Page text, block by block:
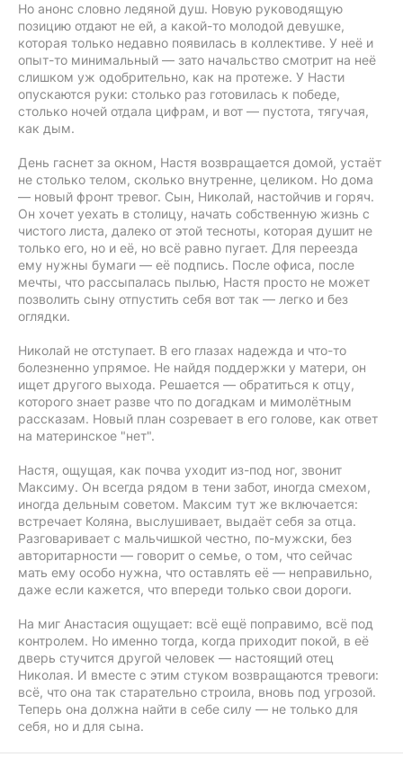
Но анонс словно ледяной душ. Новую руководящую
позицию отдают не ей, а какой-то молодой девушке,
которая только недавно появилась в коллективе. У неё и
опыт-то минимальный — зато начальство смотрит на неё
слишком уж одобрительно, как на протеже. У Насти
опускаются руки: столько раз готовилась к победе,
столько ночей отдала цифрам, и вот — пустота, тягучая,
как дым.
День гаснет за окном, Настя возвращается домой, устаёт
не столько телом, сколько внутренне, целиком. Но дома
— новый фронт тревог. Сын, Николай, настойчив и горяч.
Он хочет уехать в столицу, начать собственную жизнь с
чистого листа, далеко от этой тесноты, которая душит не
только его, но и её, но всё равно пугает. Для переезда
ему нужны бумаги — её подпись. После офиса, после
мечты, что рассыпалась пылью, Настя просто не может
позволить сыну отпустить себя вот так — легко и без
оглядки.
Николай не отступает. В его глазах надежда и что-то
болезненно упрямое. Не найдя поддержки у матери, он
ищет другого выхода. Решается — обратиться к отцу,
которого знает разве что по догадкам и мимолётным
рассказам. Новый план созревает в его голове, как ответ
на материнское "нет".
Настя, ощущая, как почва уходит из-под ног, звонит
Максиму. Он всегда рядом в тени забот, иногда смехом,
иногда дельным советом. Максим тут же включается:
встречает Коляна, выслушивает, выдаёт себя за отца.
Разговаривает с мальчишкой честно, по-мужски, без
авторитарности — говорит о семье, о том, что сейчас
мать ему особо нужна, что оставлять её — неправильно,
даже если кажется, что впереди только свои дороги.
На миг Анастасия ощущает: всё ещё поправимо, всё под
контролем. Но именно тогда, когда приходит покой, в её
дверь стучится другой человек — настоящий отец
Николая. И вместе с этим стуком возвращаются тревоги:
всё, что она так старательно строила, вновь под угрозой.
Теперь она должна найти в себе силу — не только для
себя, но и для сына.